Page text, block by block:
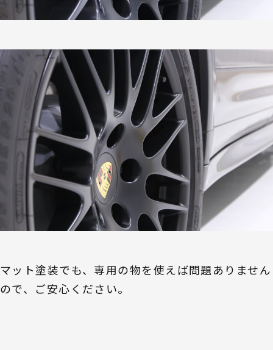
マット塗装でも、専用の物を使えば問題ありません
ので、ご安心ください。